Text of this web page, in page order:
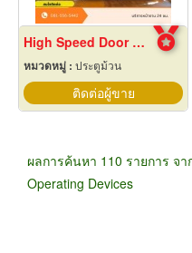
High Speed Door สมุทรปราการ
หมวดหมู่ : ประตูม้วน
ติดต่อผู้ขาย
ผลการค้นหา 110 รายการ จ
Operating Devices